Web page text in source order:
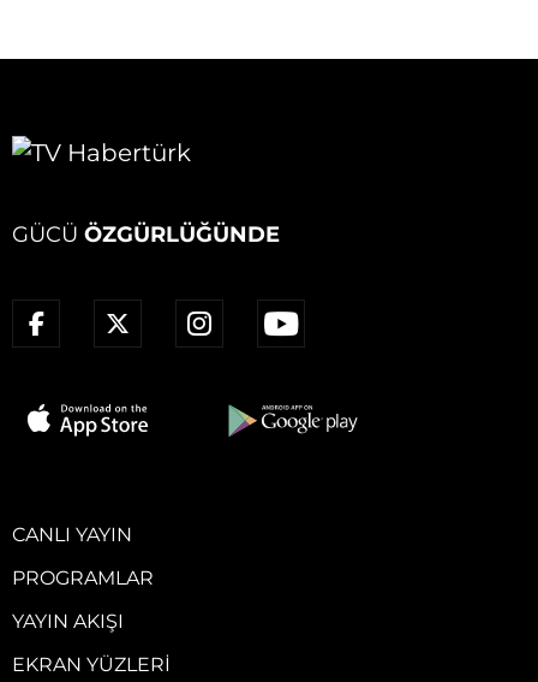
GÜCÜ ÖZGÜRLÜĞÜNDE
CANLI YAYIN
PROGRAMLAR
YAYIN AKIŞI
EKRAN YÜZLERI